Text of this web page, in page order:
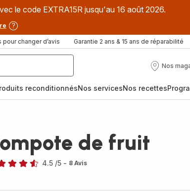
le code EXTRA15R jusqu'au 16 août 2026.
pour changer d’avis Garantie 2 ans & 15 ans de réparabilité
Nos
Nos
reconditionnésNos servicesNos recettes
de fruit
4.5 /5 - 8 Avis